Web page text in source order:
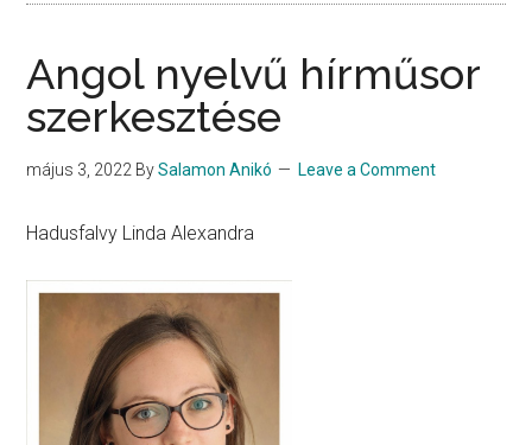
Angol nyelvű hírműsor
szerkesztése
május 3, 2022 BySalamon Anikó Leave a Comment
Hadusfalvy Linda Alexandra